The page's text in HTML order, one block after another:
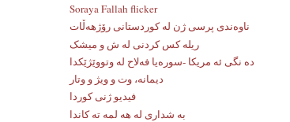
Soraya Fallah flicker
ناوەندی پرسی ژن لە کوردستانی رۆژهەڵات
ریله کس کردنی له ش و میشک
ده نگی ئه مریکا -سوره‌یا فه‌لاح له‌ وتووێژێکدا
دیمانە، وت و ویژ و وتار
فیدیو ژنی کوردا
به شداری له هه لمه ته کاندا